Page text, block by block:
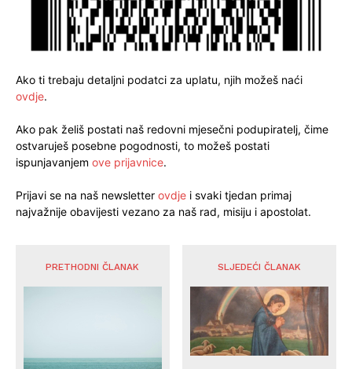
Ako ti trebaju detaljni podatci za uplatu, njih možeš naći
ovdje.
Ako pak želiš postati naš redovni mjesečni podupiratelj, čime
ostvaruješ posebne pogodnosti, to možeš postati
ispunjavanjem ove prijavnice.
Prijavi se na naš newsletter ovdje i svaki tjedan primaj
najvažnije obavijesti vezano za naš rad, misiju i apostolat.
PRETHODNI ČLANAK SLJEDEĆI ČLANAK